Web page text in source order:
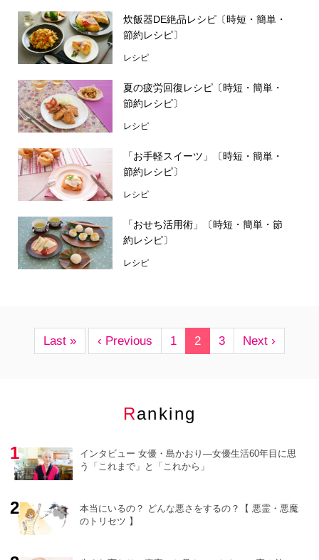
炊飯器DE絶品レシピ〔時短・簡単・
節約レシピ〕
レシピ
夏の疲労回復レシピ〔時短・簡単・
節約レシピ〕
レシピ
「お手軽スイーツ」〔時短・簡単・
節約レシピ〕
レシピ
「おせち活用術」〔時短・簡単・節
約レシピ〕
レシピ
Last » ‹ Previous 1 2 3 Next ›
Ranking
インタビュー 女優・島かおり―女優生活60年目に思
う「これまで」と「これから」
本当にいるの？ どんな悪さをするの？【 悪霊・悪魔
のトリセツ 】